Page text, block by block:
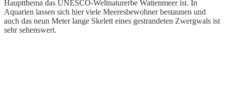
Hauptthema das UNESCO-Weltnaturerbe Wattenmeer ist. In
Aquarien lassen sich hier viele Meeresbewohner bestaunen und
auch das neun Meter lange Skelett eines gestrandeten Zwergwals ist
sehr sehenswert.